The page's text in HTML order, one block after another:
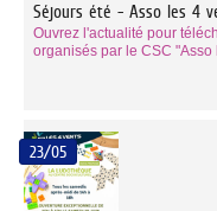
Séjours été - Asso les 4
Ouvrez l'actualité pour
organisés par le CSC "Asso
23/05